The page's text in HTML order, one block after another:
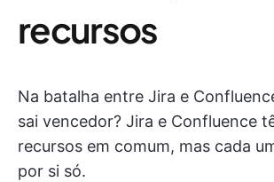
recursos
Na batalha entre Jira e
sai vencedor? Jira e Confluence
recursos em comum, mas cada
por si só.